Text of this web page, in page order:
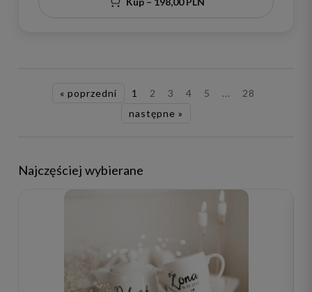
« poprzedni 1 2 3 4 5 ...
28
następne »
Najczęściej wybierane